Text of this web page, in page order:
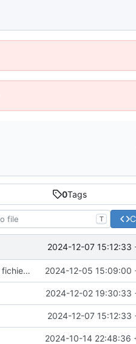
0Tags
T
2024-12-07 15:12:33
suppression du setup du docker et fin de la mise à jour des fichiers plats 2024-12-05 15:09:00
2024-12-02 19:30:33
2024-12-07 15:12:33
2024-10-14 22:48:36